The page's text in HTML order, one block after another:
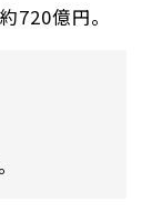
720億円。